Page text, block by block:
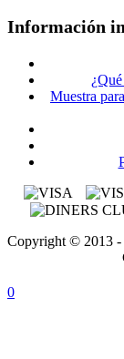
Información
Muestra
Copyright © 2013 -
0